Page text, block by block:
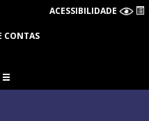
ACESSIBILIDADE
CONTAS